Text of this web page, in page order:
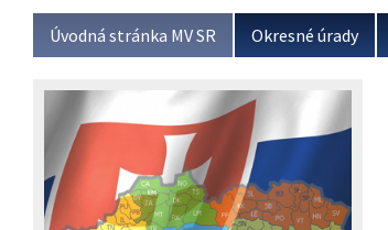
Úvodná stránka MV SR Okresné úrady